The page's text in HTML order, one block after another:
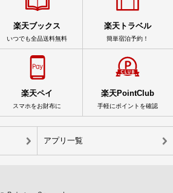
楽天ブックス
いつでも全品送料無料
楽天トラベル
簡単宿泊予約！
楽天ペイ
スマホをお財布に
楽天PointClub
手軽にポイントを確認
アプリ一覧